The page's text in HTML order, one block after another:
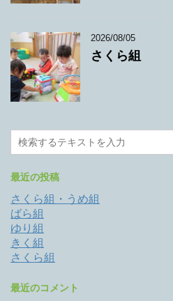
2026/08/05
さくら組
最近の投稿
さくら組・うめ組
ばら組
ゆり組
きく組
さくら組
最近のコメント